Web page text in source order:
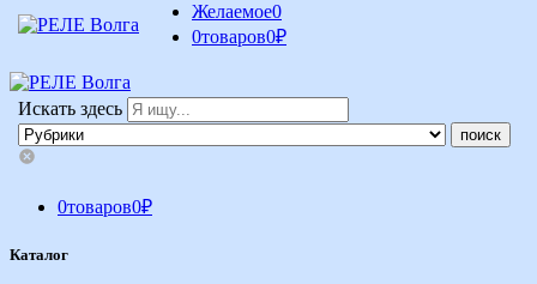
Желаемое0
0товаров0₽
Искать здесь
0товаров0₽
Каталог